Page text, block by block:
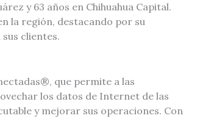
y 63 años en Chihuahua Capital.
la región, destacando por su
clientes.
que permite a las
los datos de Internet de las
y mejorar sus operaciones. Con